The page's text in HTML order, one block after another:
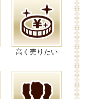
高く売りたい